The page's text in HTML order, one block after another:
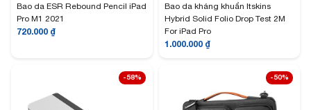
Bao da ESR Rebound Pencil iPad
Pro M1 2021
720.000 ₫
Bao da kháng khuẩn Itskins
Hybrid Solid Folio Drop Test 2M
For iPad Pro
1.000.000 ₫
-58% -50%